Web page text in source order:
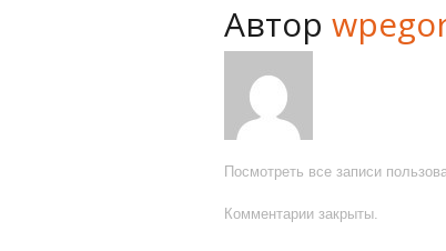
Автор
Посмотреть все записи
Комментарии закрыты.